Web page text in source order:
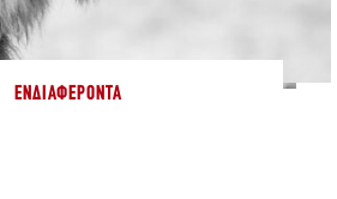
ΕΝΔΙΑΦΈΡΟΝΤΑ